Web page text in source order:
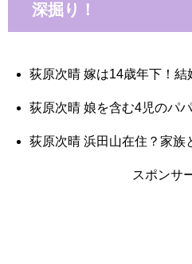
深掘り！
荻原次晴 嫁は14歳年下！結
荻原次晴 娘を含む4児のパ
荻原次晴 浜田山在住？家族
スポンサ